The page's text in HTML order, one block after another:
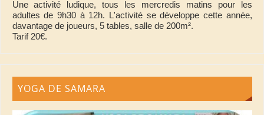
Une activité ludique, tous les mercredis matins pour les
adultes de 9h30 à 12h. L'activité se développe cette année,
davantage de joueurs, 5 tables, salle de 200m².
Tarif 20€.
YOGA DE SAMARA